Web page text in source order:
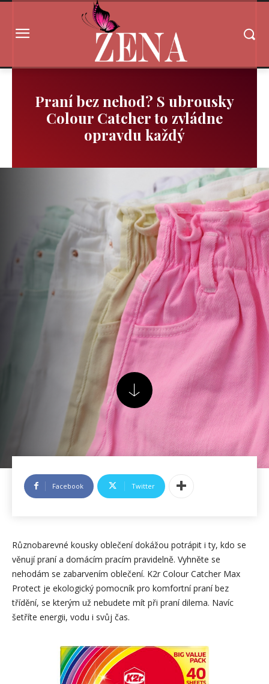
Praní bez nehod? S ubrousky
Colour Catcher to zvládne
opravdu každý
Facebook Twitter
Různobarevné kousky oblečení dokážou potrápit i ty, kdo se
věnují praní a domácím pracím pravidelně. Vyhněte se
nehodám se zabarvením oblečení. K2r Colour Catcher Max
Protect je ekologický pomocník pro komfortní praní bez
třídění, se kterým už nebudete mít při praní dilema. Navíc
šetříte energii, vodu i svůj čas.